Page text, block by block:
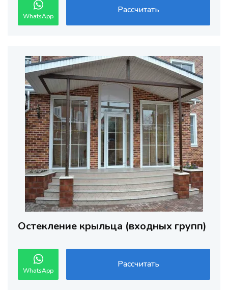
WhatsApp
Рассчитать
Остекление крыльца (входных групп)
WhatsApp
Рассчитать